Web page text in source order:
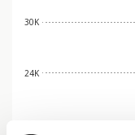
24K
30K